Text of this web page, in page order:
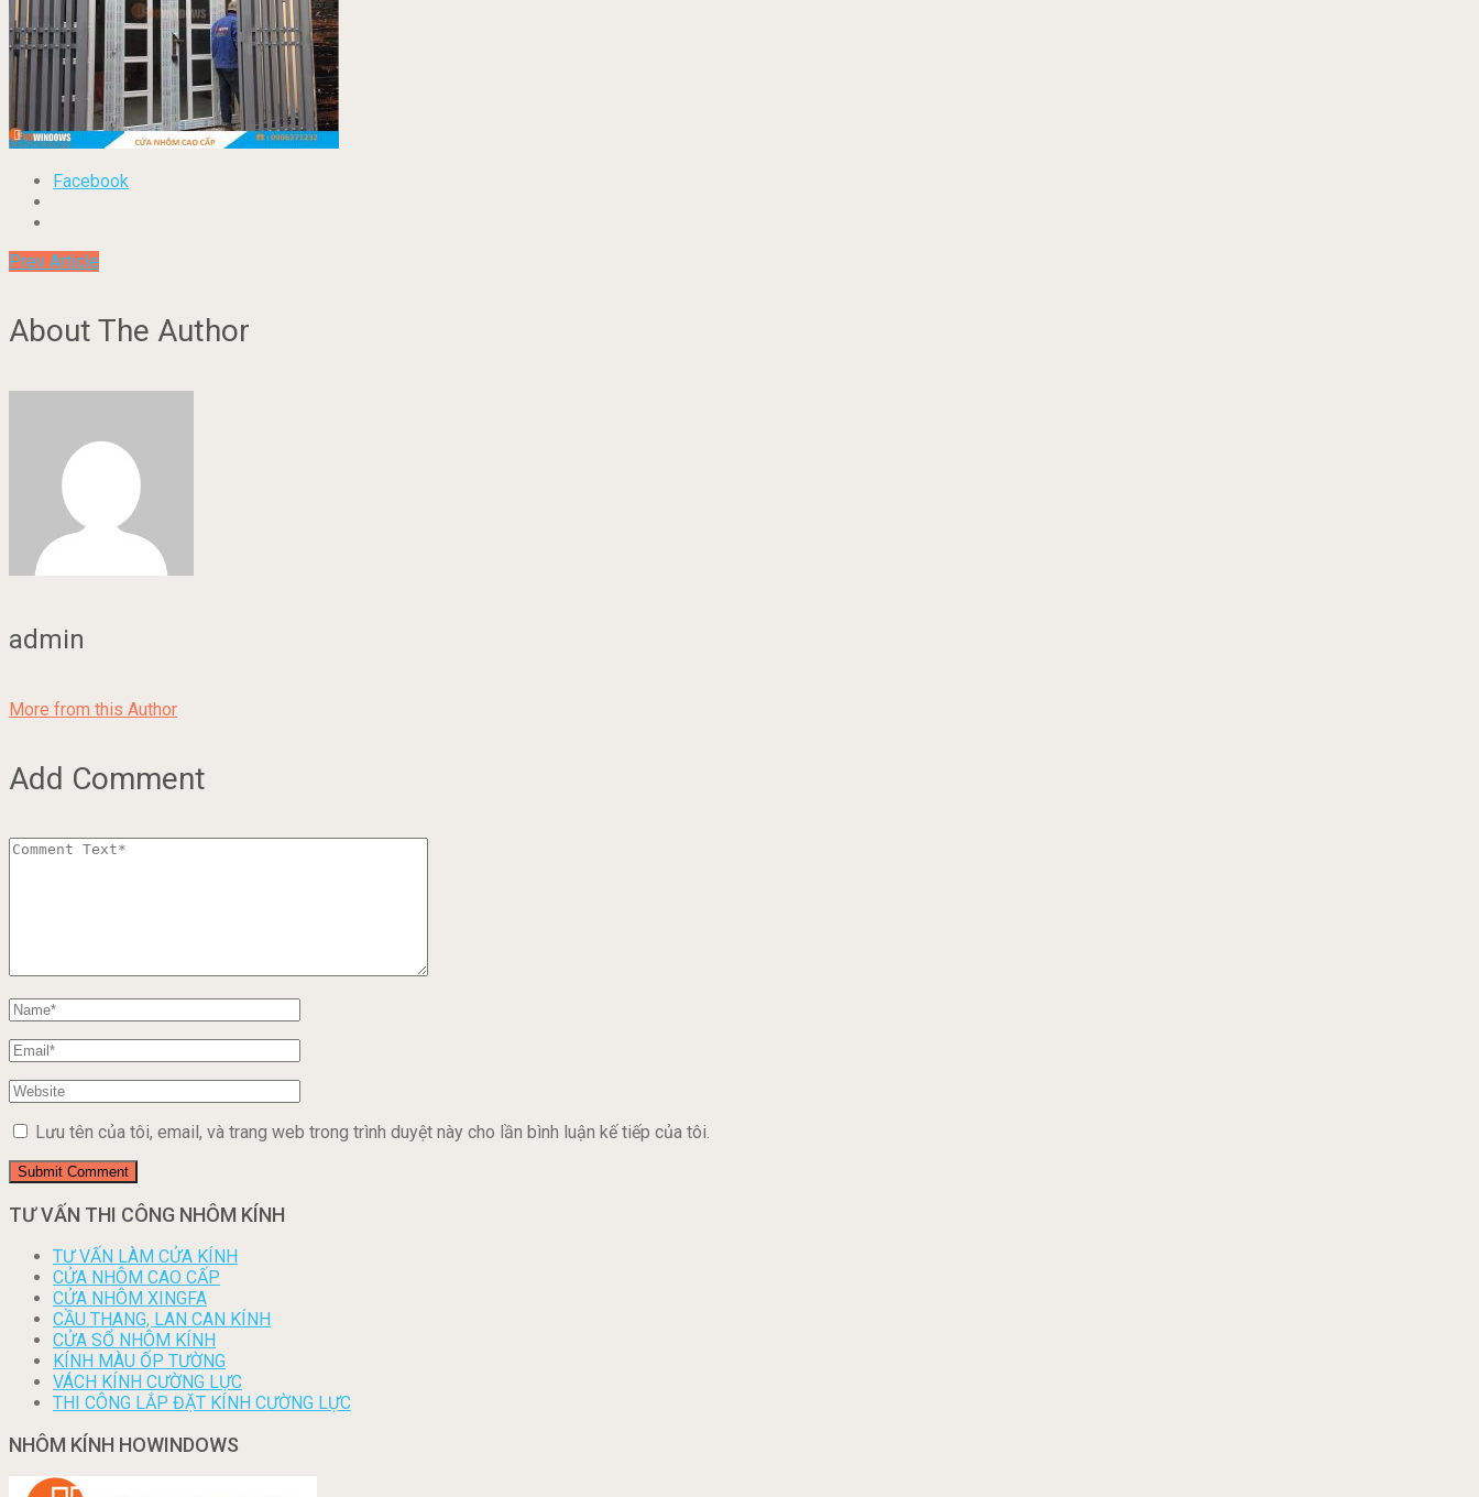
Facebook
Prev Article
About The Author
admin
More from this Author
Add Comment
Lưu tên của tôi, email, và trang web trong trình duyệt này cho lần bình luận kế tiếp của tôi.
TƯ VẤN THI CÔNG NHÔM KÍNH
TƯ VẤN LÀM CỬA KÍNH
CỬA NHÔM CAO CẤP
CỬA NHÔM XINGFA
CẦU THANG, LAN CAN KÍNH
CỬA SỔ NHÔM KÍNH
KÍNH MÀU ỐP TƯỜNG
VÁCH KÍNH CƯỜNG LỰC
THI CÔNG LẮP ĐẶT KÍNH CƯỜNG LỰC
NHÔM KÍNH HOWINDOWS